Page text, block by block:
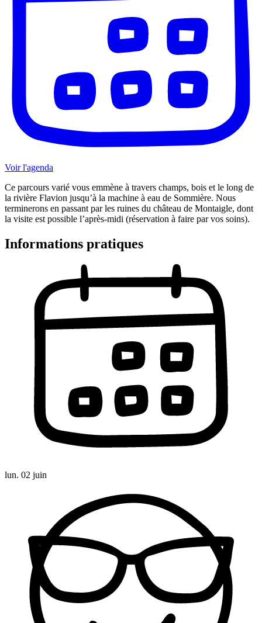
Voir l'agenda
Ce parcours varié vous emmène à travers champs, bois et le long de
la rivière Flavion jusqu’à la machine à eau de Sommière. Nous
terminerons en passant par les ruines du château de Montaigle, dont
la visite est possible l’après-midi (réservation à faire par vos soins).
Informations pratiques
lun. 02 juin